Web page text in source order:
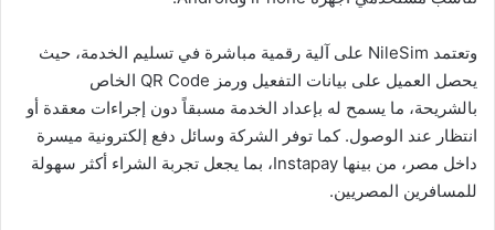
وتعتمد NileSim على آلية رقمية مباشرة في تسليم الخدمة، حيث
يحصل العميل على بيانات التفعيل ورمز QR Code الخاص
بالشريحة، ما يسمح له بإعداد الخدمة مسبقاً دون إجراءات معقدة أو
انتظار عند الوصول. كما توفر الشركة وسائل دفع إلكترونية ميسرة
داخل مصر، من بينها Instapay، بما يجعل تجربة الشراء أكثر سهولة
للمسافرين المصريين.